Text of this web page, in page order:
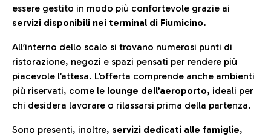
essere gestito in modo più confortevole grazie ai
servizi disponibili nei terminal di Fiumicino.
All’interno dello scalo si trovano numerosi punti di
ristorazione, negozi e spazi pensati per rendere più
piacevole l’attesa. L’offerta comprende anche ambienti
più riservati, come le lounge dell’aeroporto, ideali per
chi desidera lavorare o rilassarsi prima della partenza.
Sono presenti, inoltre, servizi dedicati alle famiglie,